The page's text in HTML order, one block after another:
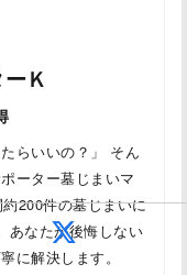
Ｋ
らいいの？」 そん
ーター墓じまいマ
200件の墓じまいに
あなたが後悔しない
に解決します。